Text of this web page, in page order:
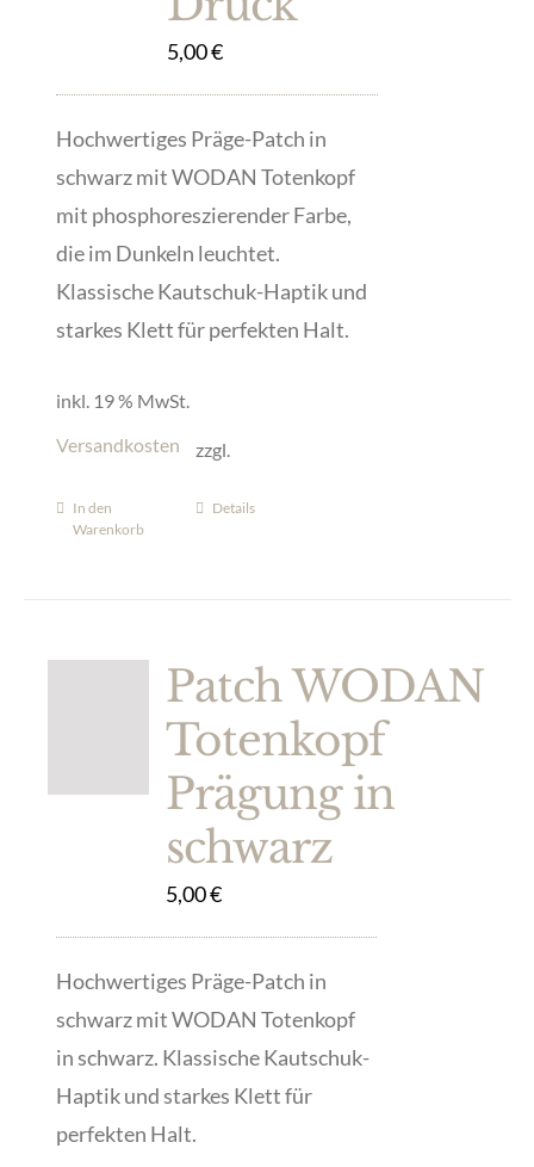
5,00€
Hochwertiges Präge-Patch in
schwarz mit WODAN Totenkopf
mit phosphoreszierender Farbe,
die im Dunkeln leuchtet.
Klassische Kautschuk-Haptik und
starkes Klett für perfekten Halt.
inkl. 19 % MwSt.
zzgl.
Versandkosten
In den
Warenkorb
Details
Patch WODAN
Totenkopf
Prägung in
schwarz
5,00€
Hochwertiges Präge-Patch in
schwarz mit WODAN Totenkopf
in schwarz. Klassische Kautschuk-
Haptik und starkes Klett für
perfekten Halt.